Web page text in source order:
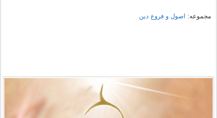
مجموعه: اصول و فروع دین